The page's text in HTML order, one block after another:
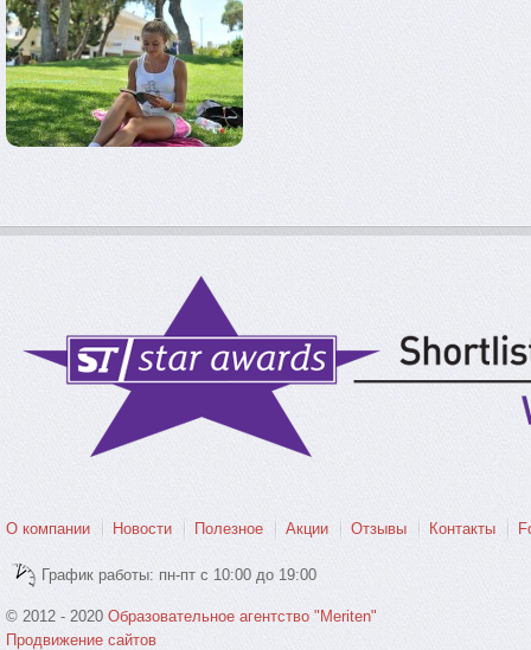
О компании Новости Полезное Акции Отзывы Контакты
График работы: пн-пт с 10:00 до 19:00
© 2012 - 2020 Образовательное агентство "Meriten"
Продвижение сайтов